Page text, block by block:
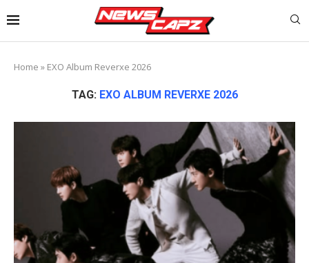
Home » EXO Album Reverxe 2026
TAG: EXO ALBUM REVERXE 2026